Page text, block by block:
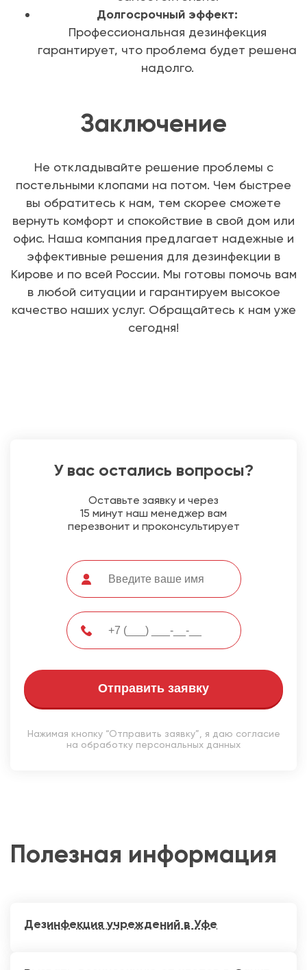
Долгосрочный эффект:
Профессиональная дезинфекция
гарантирует, что проблема будет решена
надолго.
Заключение
Не откладывайте решение проблемы с
постельными клопами на потом. Чем быстрее
вы обратитесь к нам, тем скорее сможете
вернуть комфорт и спокойствие в свой дом или
офис. Наша компания предлагает надежные и
эффективные решения для дезинфекции в
Кирове и по всей России. Мы готовы помочь вам
в любой ситуации и гарантируем высокое
качество наших услуг. Обращайтесь к нам уже
сегодня!
У вас остались вопросы?
Оставьте заявку и через
15 минут наш менеджер вам
перезвонит и проконсультирует
Отправить заявку
Нажимая кнопку “Отправить заявку”, я даю согласие
на обработку персональных данных
Полезная информация
Дезинфекция учреждений в Уфе